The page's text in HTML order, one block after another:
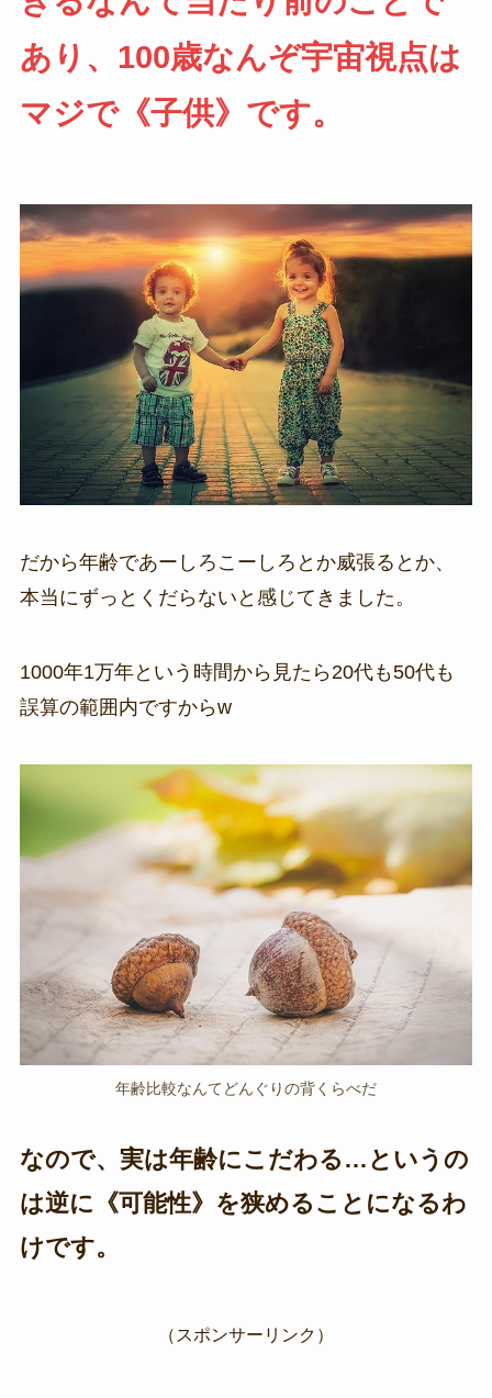
あり、100歳なんぞ宇宙視点は
マジで《子供》です。
だから年齢であーしろこーしろとか威張るとか、
本当にずっとくだらないと感じてきました。
1000年1万年という時間から見たら20代も50代も
誤算の範囲内ですからw
年齢比較なんてどんぐりの背くらべだ
なので、実は年齢にこだわる…というの
は逆に《可能性》を狭めることになるわ
けです。
（スポンサーリンク）